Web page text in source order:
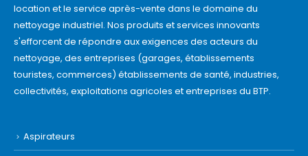
location et le service après-vente dans le domaine du
nettoyage industriel. Nos produits et services innovants
s'efforcent de répondre aux exigences des acteurs du
nettoyage, des entreprises (garages, établissements
touristes, commerces) établissements de santé, industries,
collectivités, exploitations agricoles et entreprises du BTP.
Aspirateurs